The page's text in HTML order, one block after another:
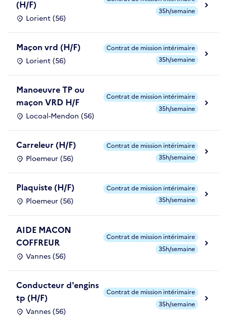
(H/F)
Lorient (56)
35h/semaine
Maçon vrd (H/F)
Lorient (56)
Contrat de mission intérimaire
35h/semaine
Manoeuvre TP ou
maçon VRD H/F
Locoal-Mendon (56)
Contrat de mission intérimaire
35h/semaine
Carreleur (H/F)
Ploemeur (56)
Contrat de mission intérimaire
35h/semaine
Plaquiste (H/F)
Ploemeur (56)
Contrat de mission intérimaire
35h/semaine
AIDE MACON
COFFREUR
Vannes (56)
Contrat de mission intérimaire
35h/semaine
Conducteur d'engins
tp (H/F)
Vannes (56)
Contrat de mission intérimaire
35h/semaine